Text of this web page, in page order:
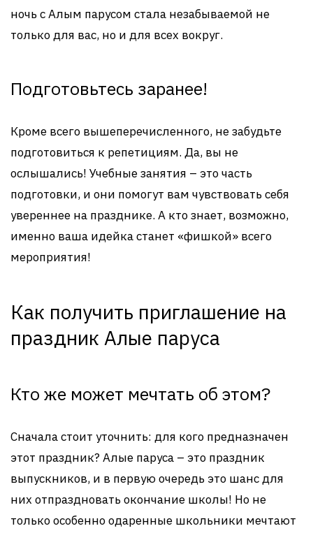
ночь с Алым парусом стала незабываемой не
только для вас, но и для всех вокруг.
Подготовьтесь заранее!
Кроме всего вышеперечисленного, не забудьте
подготовиться к репетициям. Да, вы не
ослышались! Учебные занятия – это часть
подготовки, и они помогут вам чувствовать себя
увереннее на празднике. А кто знает, возможно,
именно ваша идейка станет «фишкой» всего
мероприятия!
Как получить приглашение на
праздник Алые паруса
Кто же может мечтать об этом?
Сначала стоит уточнить: для кого предназначен
этот праздник? Алые паруса – это праздник
выпускников, и в первую очередь это шанс для
них отпраздновать окончание школы! Но не
только особенно одаренные школьники мечтают